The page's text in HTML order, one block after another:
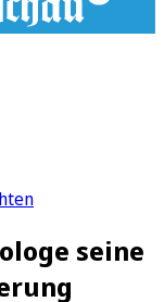
seine